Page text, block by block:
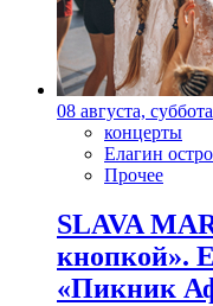
08 августа, суббота
концерты
Елагин
Прочее
SLAVA
кнопкой».
«Пикник